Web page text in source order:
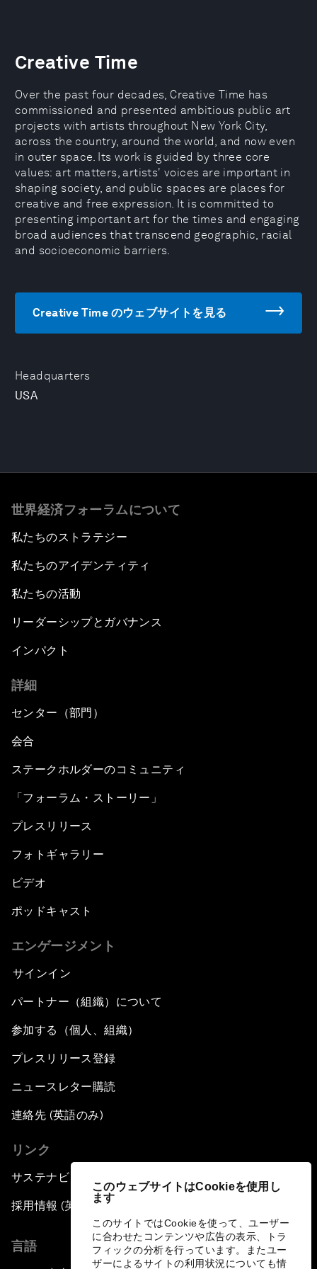
このウェブサイトはCookieを使用し
ます
このサイトではCookieを使って、ユーザー
に合わせたコンテンツや広告の表示、トラ
フィックの分析を行っています。またユー
ザーによるサイトの利用状況についても情
Headquarters
USA
Creative Time
Over the past four decades, Creative Time has
commissioned and presented ambitious public art
projects with artists throughout New York City,
across the country, around the world, and now even
in outer space. Its work is guided by three core
values: art matters, artists' voices are important in
shaping society, and public spaces are places for
creative and free expression. It is committed to
presenting important art for the times and engaging
broad audiences that transcend geographic, racial
and socioeconomic barriers.
Creative Time のウェブサイトを見る
世界経済フォーラムについて
私たちのストラテジー
私たちのアイデンティティ
私たちの活動
リーダーシップとガバナンス
インパクト
詳細
センター（部門）
会合
ステークホルダーのコミュニティ
「フォーラム・ストーリー」
プレスリリース
フォトギャラリー
ビデオ
ポッドキャスト
エンゲージメント
サインイン
パートナー（組織）について
参加する（個人、組織）
プレスリリース登録
ニュースレター購読
連絡先 (英語のみ)
リンク
サステナビリティへの取り組み
採用情報 (英語のみ)
言語